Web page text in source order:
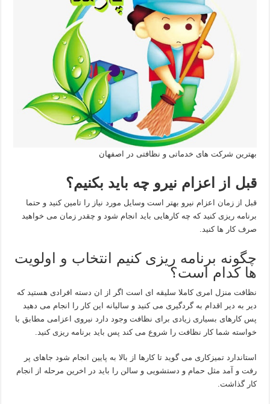
بهترین شرکت های خدماتی و نظافتی در اصفهان
قبل از اعزام نیرو چه باید بکنیم؟
قبل از زمان اعزام نیرو بهتر است وسایل مورد نیاز را تامین کنید و حتما
برنامه ریزی کنید که چه کارهایی باید انجام شود و چقدر زمان می خواهید
صرف کار ها کنید.
چگونه برنامه ریزی کنیم انتخاب و اولویت
ها کدام است؟
نظافت منزل امری کاملا سلیقه ای است اگر از ان دسته افرادی هستید که
دیر به دیر اقدام به گردگیری می کنید و سالیانه این کار را انجام می دهید
پس کارهای بسیاری زیادی برای نظافت وجود دارد نیروی اعزامی مطابق با
خواسته شما کار نظافت را شروع می کند پس باید برنامه ریزی کنید.
استاندارد تمیزکاری می گوید تا کارها از بالا به پایین انجام شود جاهای پر
رفت و آمد مثل حمام و دستشویی و سالن را باید در اخرین مرحله از انجام
کار گذاشت.